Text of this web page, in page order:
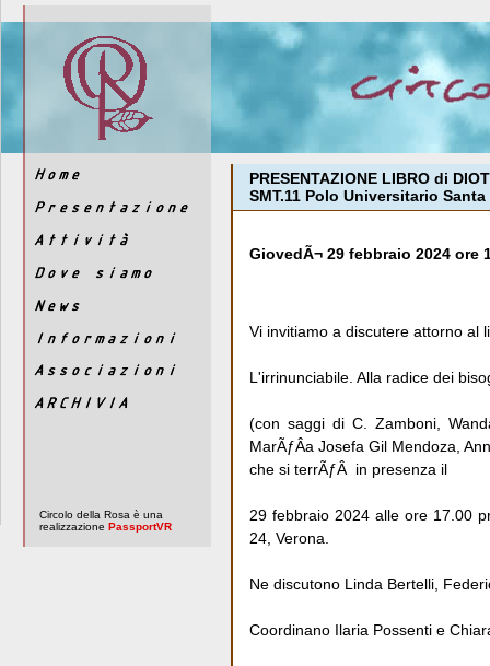
Circolo della Rosa è una
realizzazione PassportVR
PRESENTAZIONE LIBRO di
SMT.11 Polo Universitario
GiovedÃ¬ 29 febbraio 2024 ore
Vi invitiamo a discutere attorno al
L'irrinunciabile. Alla radice dei
(con saggi di C. Zamboni,
MarÃƒÂ­a Josefa Gil Mendoza,
che si terrÃƒÂ in presenza il
29 febbraio 2024 alle ore 17.00
24, Verona.
Ne discutono Linda Bertelli,
Coordinano Ilaria Possenti e